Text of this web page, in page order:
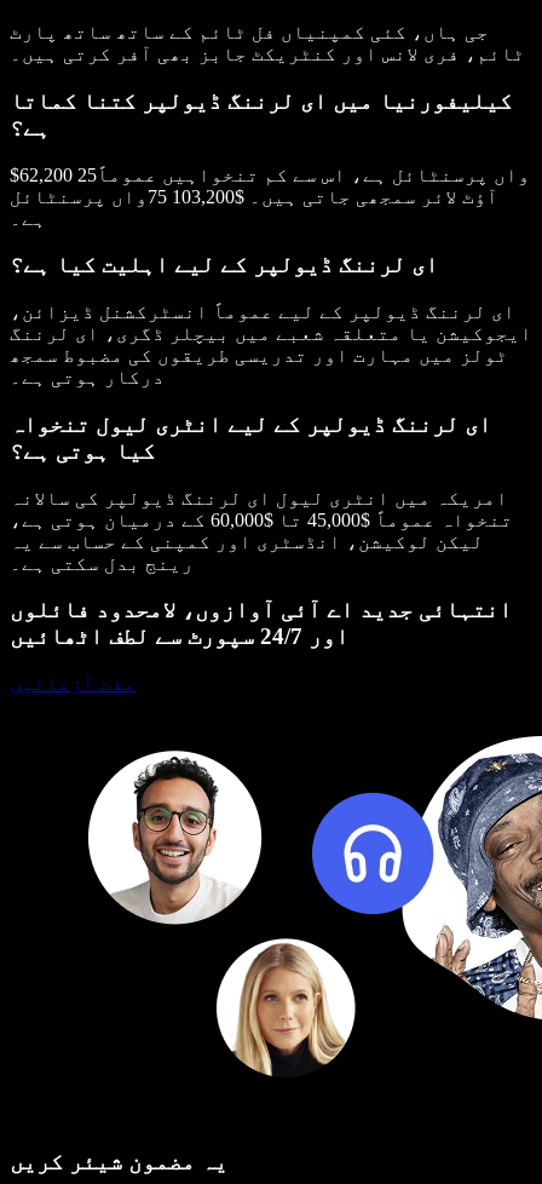
جی ہاں، کئی کمپنیاں فل ٹائم کے ساتھ ساتھ پارٹ
ٹائم، فری لانس اور کنٹریکٹ جابز بھی آفر کرتی ہیں۔
کیلیفورنیا میں ای لرننگ ڈیولپر کتنا کماتا
ہے؟
$62,200 25واں پرسنٹائل ہے، اس سے کم تنخواہیں عموماً
آؤٹ لائر سمجھی جاتی ہیں۔ $103,200 75واں پرسنٹائل
ہے۔
ای لرننگ ڈیولپر کے لیے اہلیت کیا ہے؟
ای لرننگ ڈیولپر کے لیے عموماً انسٹرکشنل ڈیزائن،
ایجوکیشن یا متعلقہ شعبے میں بیچلر ڈگری، ای لرننگ
ٹولز میں مہارت اور تدریسی طریقوں کی مضبوط سمجھ
درکار ہوتی ہے۔
ای لرننگ ڈیولپر کے لیے انٹری لیول تنخواہ
کیا ہوتی ہے؟
امریکہ میں انٹری لیول ای لرننگ ڈیولپر کی سالانہ
تنخواہ عموماً $45,000 تا $60,000 کے درمیان ہوتی ہے،
لیکن لوکیشن، انڈسٹری اور کمپنی کے حساب سے یہ
رینج بدل سکتی ہے۔
انتہائی جدید اے آئی آوازوں، لامحدود فائلوں
اور 24/7 سپورٹ سے لطف اٹھائیں
مفت آزمائیں
یہ مضمون شیئر کریں